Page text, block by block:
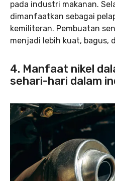
pada industri makanan.
dimanfaatkan sebagai
kemiliteran. Pembuatan
menjadi lebih kuat, bagus,
4. Manfaat nikel
sehari-hari dalam